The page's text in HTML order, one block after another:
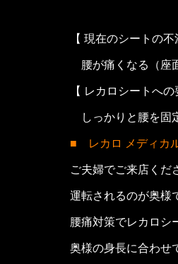
【 現在のシートの不
腰が痛くなる（座
【 レカロシートへの
しっかりと腰を固
■ レカロ メディカ
ご夫婦でご来店くだ
運転されるのが奥様
腰痛対策でレカロシ
奥様の身長に合わせ